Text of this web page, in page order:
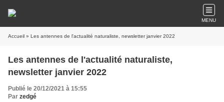
MENU
Accueil » Les antennes de l'actualité naturaliste, newsletter janvier 2022
Les antennes de l'actualité naturaliste,
newsletter janvier 2022
Publié le 20/12/2021 à 15:55
Par zedgé